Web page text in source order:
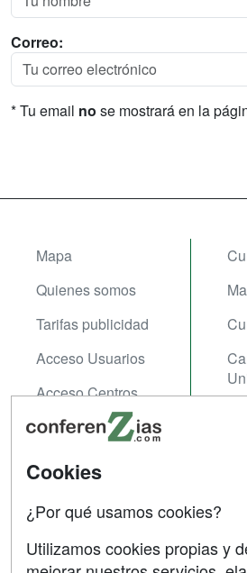
Correo:
* Tu email no se mostrará en la
Mapa
Quienes somos
Tarifas publicidad
Acceso Usuarios
Acceso Centros
Contactar
Cookies
¿Por qué usamos cookies?
Utilizamos cookies propias y